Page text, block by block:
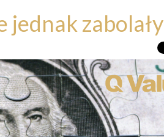
zabolały